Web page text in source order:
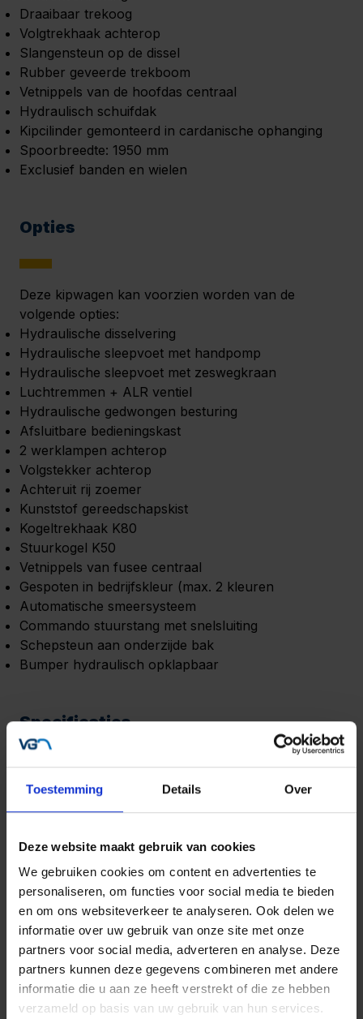
Toestemming Details Over
Deze website maakt gebruik van cookies
We gebruiken cookies om content en advertenties te
personaliseren, om functies voor social media te bieden
en om ons websiteverkeer te analyseren. Ook delen we
informatie over uw gebruik van onze site met onze
partners voor social media, adverteren en analyse. Deze
partners kunnen deze gegevens combineren met andere
informatie die u aan ze heeft verstrekt of die ze hebben
verzameld op basis van uw gebruik van hun services.
Draaibaar trekoog
Volgtrekhaak achterop
Slangensteun op de dissel
Rubber geveerde trekboom
Vetnippels van de hoofdas centraal
Hydraulisch schuifdak
Kipcilinder gemonteerd in cardanische ophanging
Spoorbreedte: 1950 mm
Exclusief banden en wielen
Opties
Deze kipwagen kan voorzien worden van de
volgende opties:
Hydraulische disselvering
Hydraulische sleepvoet met handpomp
Hydraulische sleepvoet met zeswegkraan
Luchtremmen + ALR ventiel
Hydraulische gedwongen besturing
Afsluitbare bedieningskast
2 werklampen achterop
Volgstekker achterop
Achteruit rij zoemer
Kunststof gereedschapskist
Kogeltrekhaak K80
Stuurkogel K50
Vetnippels van fusee centraal
Gespoten in bedrijfskleur (max. 2 kleuren
Automatische smeersysteem
Commando stuurstang met snelsluiting
Schepsteun aan onderzijde bak
Bumper hydraulisch opklapbaar
Specificaties